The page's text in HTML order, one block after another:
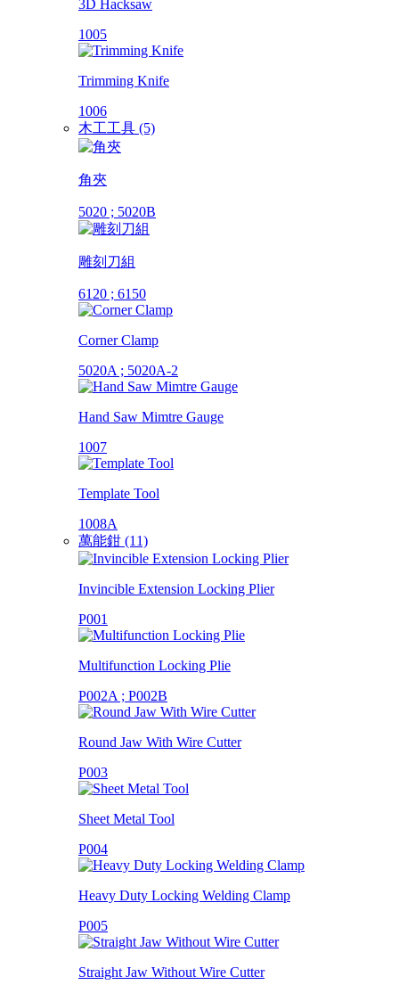
3D Hacksaw
1005
Trimming Knife
1006
木工工具 (5)
角夾
5020 ; 5020B
雕刻刀組
6120 ; 6150
Corner Clamp
5020A ; 5020A-2
Hand Saw Mimtre Gauge
1007
Template Tool
1008A
萬能鉗 (11)
Invincible Extension Locking Plier
P001
Multifunction Locking Plie
P002A ; P002B
Round Jaw With Wire Cutter
P003
Sheet Metal Tool
P004
Heavy Duty Locking Welding Clamp
P005
Straight Jaw Without Wire Cutter